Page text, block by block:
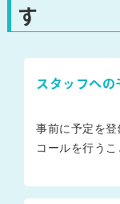
す
スタッフへの
事前に予定を
コールを行うこ